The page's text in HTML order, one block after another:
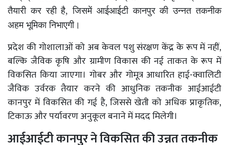
तैयारी कर रही है, जिसमें आईआईटी कानपुर की उन्नत तकनीक
अहम भूमिका निभाएगी।
प्रदेश की गोशालाओं को अब केवल पशु संरक्षण केंद्र के रूप में नहीं,
बल्कि जैविक कृषि और ग्रामीण विकास की नई ताकत के रूप में
विकसित किया जाएगा। गोबर और गोमूत्र आधारित हाई-क्वालिटी
जैविक उर्वरक तैयार करने की आधुनिक तकनीक आईआईटी
कानपुर में विकसित की गई है, जिससे खेती को अधिक प्राकृतिक,
टिकाऊ और पर्यावरण अनुकूल बनाने में मदद मिलेगी।
आईआईटी कानपुर ने विकसित की उन्नत तकनीक